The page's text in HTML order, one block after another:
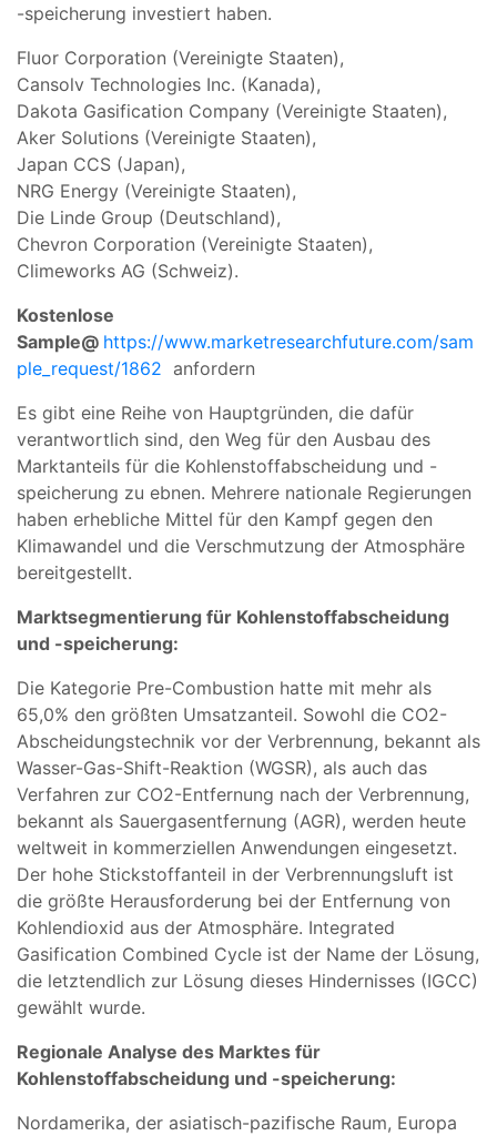
-speicherung investiert haben.
Fluor Corporation (Vereinigte Staaten),
Cansolv Technologies Inc. (Kanada),
Dakota Gasification Company (Vereinigte Staaten),
Aker Solutions (Vereinigte Staaten),
Japan CCS (Japan),
NRG Energy (Vereinigte Staaten),
Die Linde Group (Deutschland),
Chevron Corporation (Vereinigte Staaten),
Climeworks AG (Schweiz).
Kostenlose
Sample@ https://www.marketresearchfuture.com/sam
ple_request/1862 anfordern
Es gibt eine Reihe von Hauptgründen, die dafür
verantwortlich sind, den Weg für den Ausbau des
Marktanteils für die Kohlenstoffabscheidung und -
speicherung zu ebnen. Mehrere nationale Regierungen
haben erhebliche Mittel für den Kampf gegen den
Klimawandel und die Verschmutzung der Atmosphäre
bereitgestellt.
Marktsegmentierung für Kohlenstoffabscheidung
und -speicherung:
Die Kategorie Pre-Combustion hatte mit mehr als
65,0% den größten Umsatzanteil. Sowohl die CO2-
Abscheidungstechnik vor der Verbrennung, bekannt als
Wasser-Gas-Shift-Reaktion (WGSR), als auch das
Verfahren zur CO2-Entfernung nach der Verbrennung,
bekannt als Sauergasentfernung (AGR), werden heute
weltweit in kommerziellen Anwendungen eingesetzt.
Der hohe Stickstoffanteil in der Verbrennungsluft ist
die größte Herausforderung bei der Entfernung von
Kohlendioxid aus der Atmosphäre. Integrated
Gasification Combined Cycle ist der Name der Lösung,
die letztendlich zur Lösung dieses Hindernisses (IGCC)
gewählt wurde.
Regionale Analyse des Marktes für
Kohlenstoffabscheidung und -speicherung:
Nordamerika, der asiatisch-pazifische Raum, Europa